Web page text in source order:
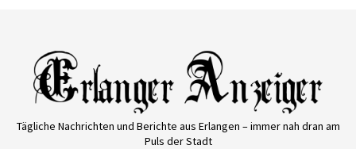
Tägliche Nachrichten und Berichte aus Erlangen – immer nah dran am
Puls der Stadt